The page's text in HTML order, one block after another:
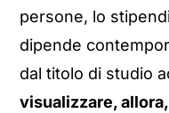
persone, lo
dipende
dal titolo di studio
visualizzare,